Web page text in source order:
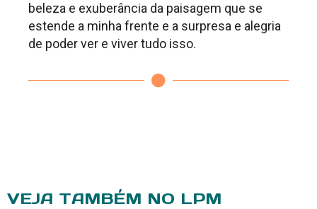
beleza e exuberância da paisagem que se
estende a minha frente e a surpresa e alegria
de poder ver e viver tudo isso.
VEJA TAMBÉM NO LPM